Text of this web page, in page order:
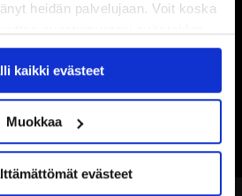
heidän palvelujaan. Voit koska
.
kaikki evästeet
Muokkaa
evästeet